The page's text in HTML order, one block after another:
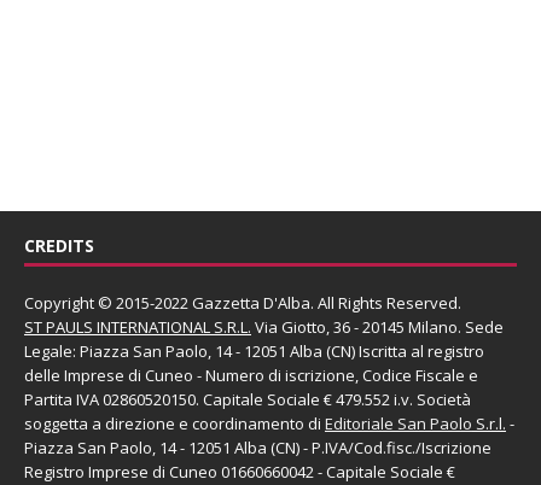
CREDITS
Copyright © 2015-2022 Gazzetta D'Alba. All Rights Reserved.
ST PAULS INTERNATIONAL S.R.L. Via Giotto, 36 - 20145 Milano. Sede
Legale: Piazza San Paolo, 14 - 12051 Alba (CN) Iscritta al registro
delle Imprese di Cuneo - Numero di iscrizione, Codice Fiscale e
Partita IVA 02860520150. Capitale Sociale € 479.552 i.v. Società
soggetta a direzione e coordinamento di Editoriale San Paolo S.r.l. -
Piazza San Paolo, 14 - 12051 Alba (CN) - P.IVA/Cod.fisc./Iscrizione
Registro Imprese di Cuneo 01660660042 - Capitale Sociale €